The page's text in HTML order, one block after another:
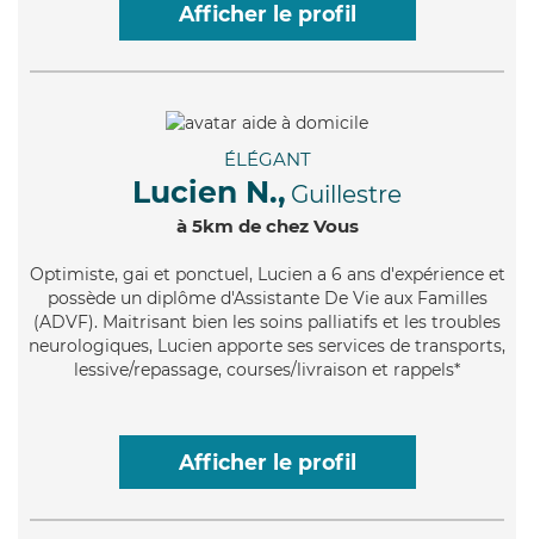
Afficher le profil
ÉLÉGANT
Lucien N., Guillestre
à 5km de chez Vous
Optimiste, gai et ponctuel, Lucien a 6 ans d'expérience et
possède un diplôme d'Assistante De Vie aux Familles
(ADVF). Maitrisant bien les soins palliatifs et les troubles
neurologiques, Lucien apporte ses services de transports,
lessive/repassage, courses/livraison et rappels*
Afficher le profil